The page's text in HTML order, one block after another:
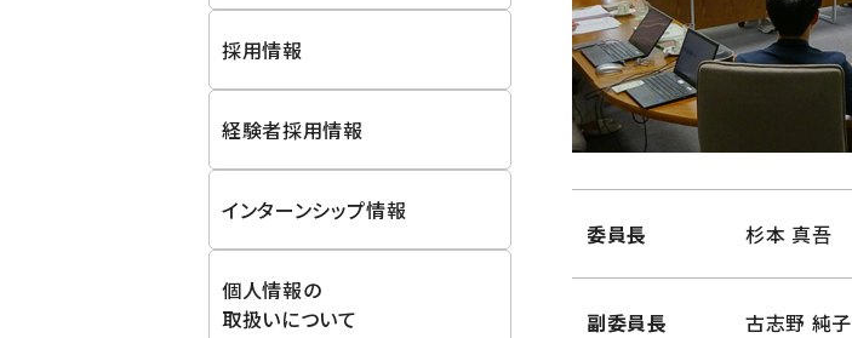
採用情報
経験者採用情報
インターンシップ情報
個人情報の
取扱いについて
委員長 杉本 真吾
副委員長 古志野 純子